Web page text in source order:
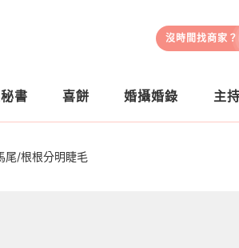
沒時間找商家？
書 喜餅 婚攝婚錄 主
尾/根根分明睫毛